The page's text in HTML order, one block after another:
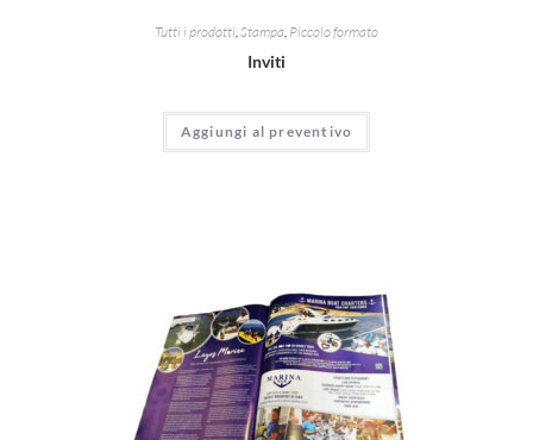
Tutti i prodotti Stampa Piccolo formato
Inviti
Aggiungi al preventivo